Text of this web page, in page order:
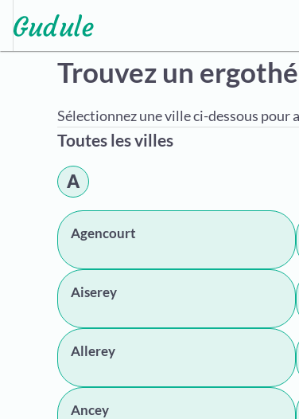
Trouvez un
Sélectionnez une ville ci-dessous pour
Toutes les villes
A
Agencourt
Aiserey
Allerey
Ancey